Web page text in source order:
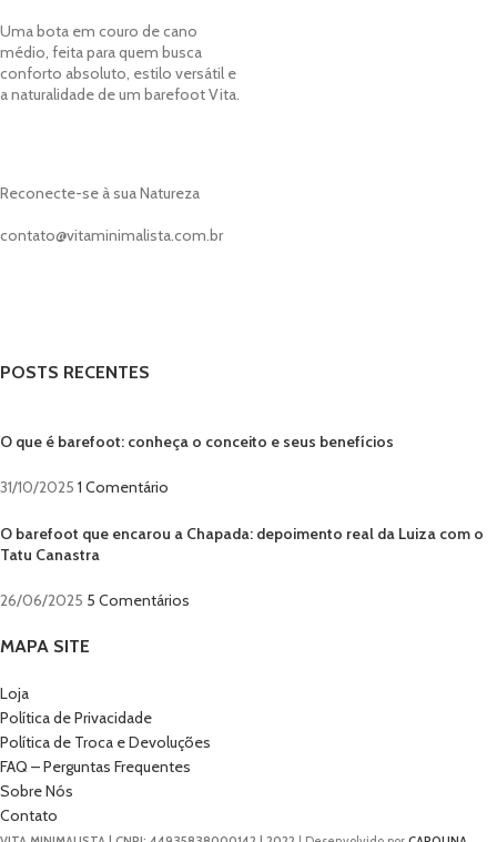
Uma bota em couro de cano
médio, feita para quem busca
conforto absoluto, estilo versátil e
a naturalidade de um barefoot Vita.
Reconecte-se à sua Natureza
contato@vitaminimalista.com.br
POSTS RECENTES
O que é barefoot: conheça o conceito e seus benefícios
31/10/2025 1 Comentário
O barefoot que encarou a Chapada: depoimento real da Luiza com o
Tatu Canastra
26/06/2025 5 Comentários
MAPA SITE
Loja
Política de Privacidade
Política de Troca e Devoluções
FAQ – Perguntas Frequentes
Sobre Nós
Contato